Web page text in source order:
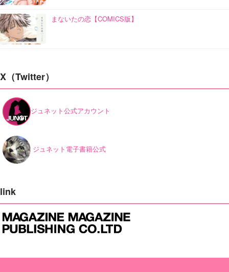
まないたの恋【COMICS版】
X（Twitter）
ジュネット公式アカウント
ジュネット電子書籍公式
link